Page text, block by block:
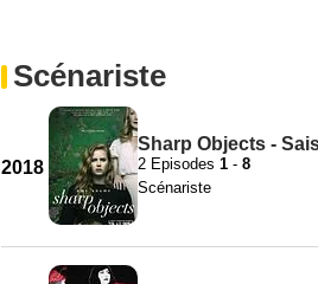
Scénariste
2018
Sharp Objects -
2 Episodes 1 - 8
Scénariste